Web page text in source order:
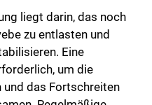
liegt darin, das noch
zu entlasten und
Eine
um die
das Fortschreiten